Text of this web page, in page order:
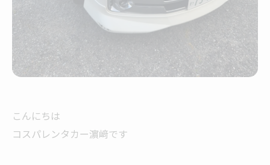
こんにちは
コスパレンタカー濵﨑です